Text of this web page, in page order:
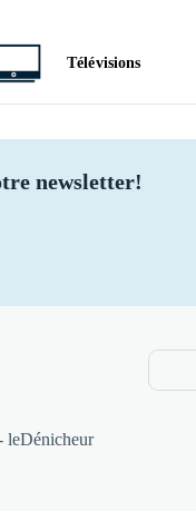
Télévisions
newsletter!
leDénicheur